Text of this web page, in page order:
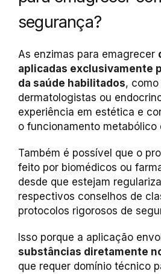
segurança?
As enzimas para emagrecer
aplicadas exclusivamente
da saúde habilitados,
dermatologistas ou
experiência em estética e
o funcionamento metabólico
Também é possível que o
feito por biomédicos ou
desde que estejam
respectivos conselhos de
protocolos rigorosos de
Isso porque a aplicação
substâncias diretamente
que requer domínio técnico